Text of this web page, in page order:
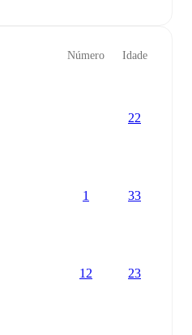
Número Idade
22
1 33
12 23